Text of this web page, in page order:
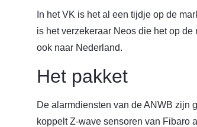
In het VK is het al een tijdje op de
is het verzekeraar Neos die het op
ook naar Nederland.
Het pakket
De alarmdiensten van de ANWB zijn
koppelt Z-wave sensoren van Fibaro